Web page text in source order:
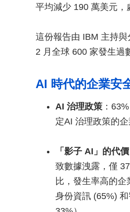
平均減少 190 萬美元，
這份報告由 IBM 主持
2 月全球 600 家發生過
AI 時代的企業安
AI 治理政策 ：
定AI 治理政策的
「影子 AI」的代價
致數據洩露，僅
比，發生率高的
身份資訊 (65%)